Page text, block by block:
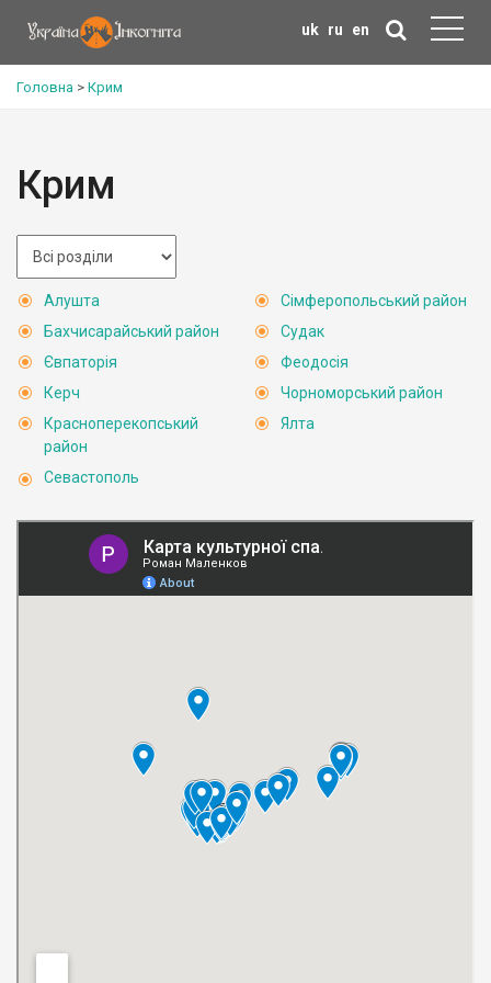
uk ru en
Головна > Крим
Крим
Алушта
Бахчисарайський район
Євпаторія
Керч
Красноперекопський
район
Севастополь
Сімферопольський район
Судак
Феодосія
Чорноморський район
Ялта